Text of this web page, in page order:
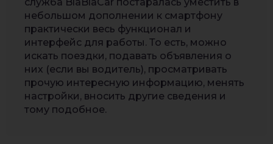
небольшом дополнении к смартфону
практически весь функционал и
интерфейс для работы. То есть, можно
искать поездки, подавать объявления о
них (если вы водитель), просматривать
прочую интересную информацию, менять
настройки, вносить другие сведения и
тому подобное.